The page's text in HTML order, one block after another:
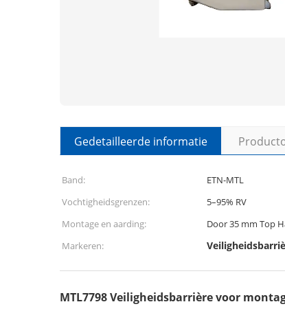
Gedetailleerde informatie
Band: ETN-MTL
Vochtigheidsgrenzen:
5–95% RV
Montage en aarding:
Door 35 mm Top
Markeren:
MTL7798 Veiligheidsbarrière voor